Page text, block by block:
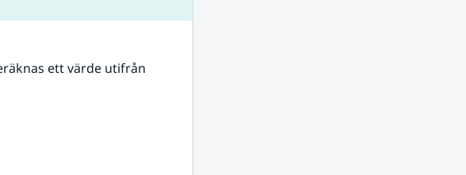
ett värde utifrån